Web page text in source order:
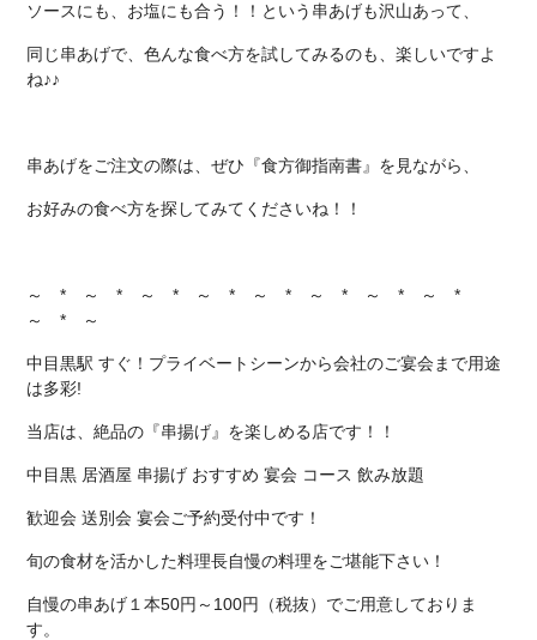
ソースにも、お塩にも合う！！という串あげも沢山あって、
同じ串あげで、色んな食べ方を試してみるのも、楽しいですよ
ね♪♪
串あげをご注文の際は、ぜひ『食方御指南書』を見ながら、
お好みの食べ方を探してみてくださいね！！
～ * ～ * ～ * ～ * ～ * ～ * ～ * ～ *
～ * ～
中目黒駅 すぐ！プライベートシーンから会社のご宴会まで用途
は多彩!
当店は、絶品の『串揚げ』を楽しめる店です！！
中目黒 居酒屋 串揚げ おすすめ 宴会 コース 飲み放題
歓迎会 送別会 宴会ご予約受付中です！
旬の食材を活かした料理長自慢の料理をご堪能下さい！
自慢の串あげ１本50円～100円（税抜）でご用意しておりま
す。